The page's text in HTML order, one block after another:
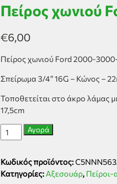
Πείρος χωνιού
€6,00
Πείρος χωνιού Ford 2000-
Σπείρωμα 3/4” 16G – Κώνος –
Τοποθετείται στο άκρο λάμας
17,5cm
Πείρος
χωνιού
2.3.3600
ποσότητα
Αγορά
Κωδικός προϊόντος:
Κατηγορίες: Αξεσουάρ, Πείροι-